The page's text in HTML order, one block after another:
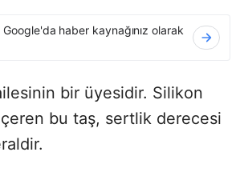
Google'da haber kaynağınız olarak
bir üyesidir. Silikon
bu taş, sertlik derecesi